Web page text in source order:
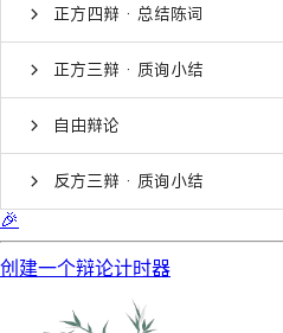
正方四辩 · 总结陈词
正方三辩 · 质询小结
自由辩论
反方三辩 · 质询小结
🎉
创建一个辩论计时器